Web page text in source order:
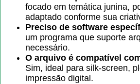
focado em temática junina,
adaptado conforme sua
Preciso de software
um programa que suporte
necessário.
O arquivo é compatível
Sim, ideal para silk-screen,
impressão digital.